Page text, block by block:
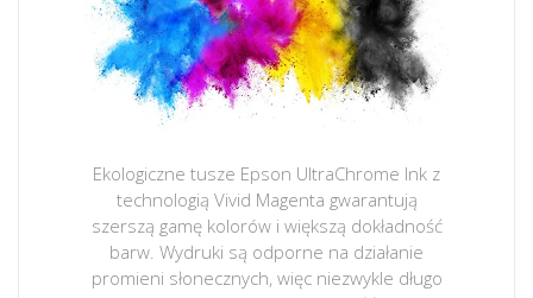
Ekologiczne tusze Epson UltraChrome Ink z
technologią Vivid Magenta gwarantują
szerszą gamę kolorów i większą dokładność
barw. Wydruki są odporne na działanie
promieni słonecznych, więc niezwykle długo